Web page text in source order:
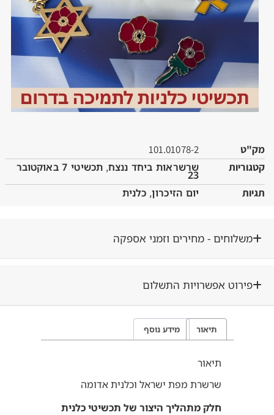
101.01078-2
שרשראות ביחד ננצח, תכשיטי 7 באוקטובר
23
יום הזיכרון ,כלנית
- מחירים וזמני אספקה
אפשרויות התשלום
מידע נוסף
שרשרת מפת ישראל וכלנית אדומה
חלק מתהליך היצור של תכשיטי כלנית